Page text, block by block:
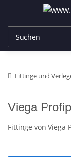
Fittinge und
Viega
Fittinge von Viega